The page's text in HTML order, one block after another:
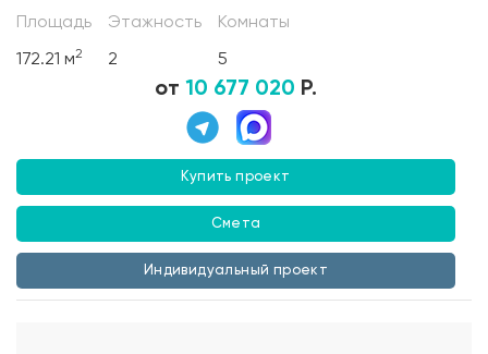
Площадь
172.21 м2
Этажность
2
Комнаты
5
от 10 677 020 Р.
Купить проект
Смета
Индивидуальный проект